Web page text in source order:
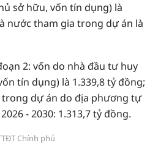
sở hữu, vốn tín dụng) là
nước tham gia trong dự án là
2: vốn do nhà đầu tư huy
tín dụng) là 1.339,8 tỷ đồng;
dự án do địa phương tự
- 2030: 1.313,7 tỷ đồng.
Chính phủ